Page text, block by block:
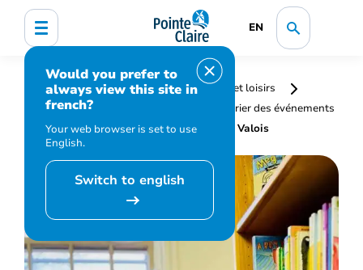
EN
Would you prefer to
always view this site in
french?
Your web browser is set to use
English.
Switch to english
Accueil
Bibliothèque, culture, sports et loisirs
Programmation et inscription
Calendrier des événements
et activités
Story Time and Music at Valois